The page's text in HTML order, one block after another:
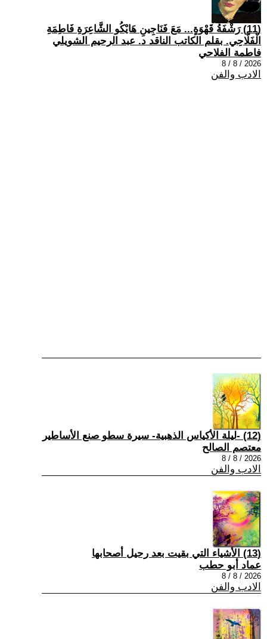
(11) رَشْفَةُ قَهْوَةٍ... مَعَ فَنَاجِينِ هَايْكُو الشَّاعِرَةِ فَاطِمَةِ
الْفَلَّاحِي. بقلم الكاتب الناقد د. عبد الرحيم الشويلي
فاطمة الفلاحي
2026 / 8 / 8
الادب والفن
(12) -ليلة الأكياس الذهبية- سيرة سطو صنع الأساطير
معتصم الصالح
2026 / 8 / 8
الادب والفن
(13) الأشياء التي بقيت بعد رحيل أصحابها
عماد أبو حطب
2026 / 8 / 8
الادب والفن